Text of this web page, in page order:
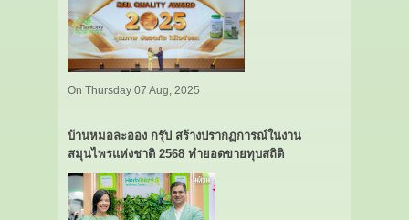
On Thursday 07 Aug, 2025
บ้านหมอละออง กรุ๊ป สร้างปรากฏการณ์ในงาน
สมุนไพรแห่งชาติ 2568 ทำยอดขายทุบสถิติ